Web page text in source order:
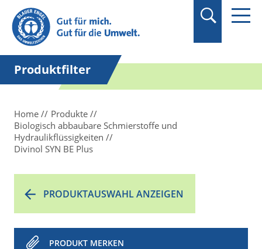
Suchbegriff in
Anführungszeichen
setzen.
Produktfilter
Home
Produkte
Biologisch abbaubare Schmierstoffe und
Hydraulikflüssigkeiten
Divinol SYN BE Plus
PRODUKTAUSWAHL ANZEIGEN
PRODUKT MERKEN